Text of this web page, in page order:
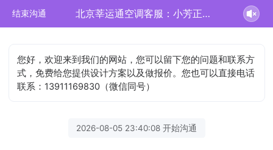
结束沟通 北京莘运通空调客服：小芳正在为您服务
您好，欢迎来到我们的网站，您可以留下您的问题和联系方
式，免费给您提供设计方案以及做报价。您也可以直接电话
联系：13911169830（微信同号）
2026-08-05 23:40:08 开始沟通